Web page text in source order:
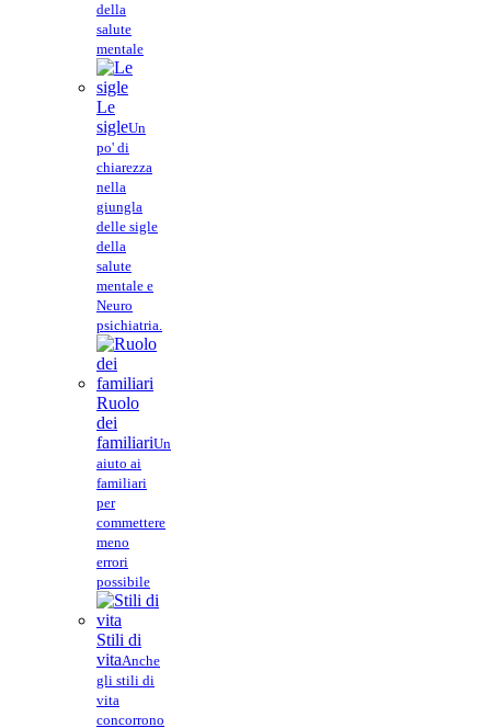
della
salute
mentale
Le
sigleUn
po' di
chiarezza
nella
giungla
delle sigle
della
salute
mentale e
Neuro
psichiatria.
Ruolo
dei
familiariUn
aiuto ai
familiari
per
commettere
meno
errori
possibile
Stili di
vitaAnche
gli stili di
vita
concorrono